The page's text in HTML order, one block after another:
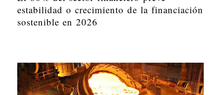
estabilidad o crecimiento de la financiación
sostenible en 2026